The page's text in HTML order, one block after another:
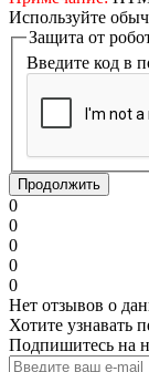
Используйте
Защита от
Введите код в
Продолжить
0
0
0
0
0
Нет отзывов о
Хотите узнавать
Подпишитесь на